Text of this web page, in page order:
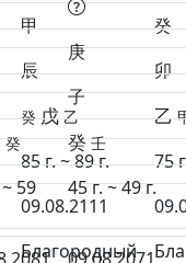
甲
癸
辰 卯
癸 戊 乙 乙
85 г. ~ 89 г.
75
09.08.2111
Благородный
庚
子
癸 癸 壬
59
45 г. ~ 49 г.